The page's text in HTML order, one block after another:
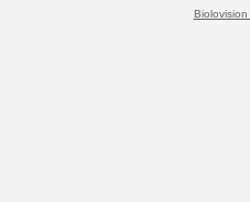
Biolovision